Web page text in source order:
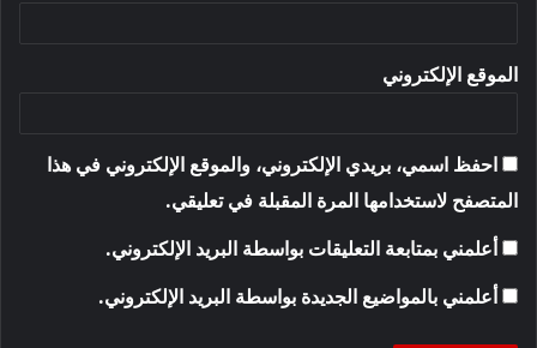
الموقع الإلكتروني
احفظ اسمي، بريدي الإلكتروني، والموقع الإلكتروني في هذا
المتصفح لاستخدامها المرة المقبلة في تعليقي.
أعلمني بمتابعة التعليقات بواسطة البريد الإلكتروني.
أعلمني بالمواضيع الجديدة بواسطة البريد الإلكتروني.